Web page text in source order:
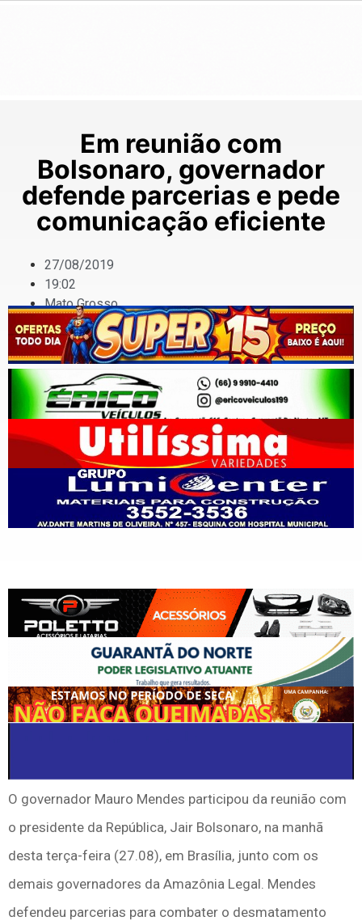
Em reunião com
Bolsonaro, governador
defende parcerias e pede
comunicação eficiente
27/08/2019
19:02
Mato Grosso
O governador Mauro Mendes participou da reunião com
o presidente da República, Jair Bolsonaro, na manhã
desta terça-feira (27.08), em Brasília, junto com os
demais governadores da Amazônia Legal. Mendes
defendeu parcerias para combater o desmatamento